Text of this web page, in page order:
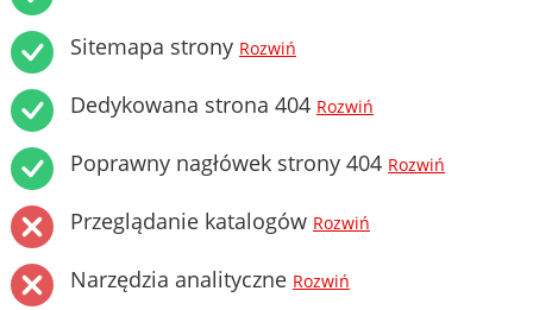
Sitemapa strony Rozwiń
Dedykowana strona 404 Rozwiń
Poprawny nagłówek strony 404 Rozwiń
Przeglądanie katalogów Rozwiń
Narzędzia analityczne Rozwiń